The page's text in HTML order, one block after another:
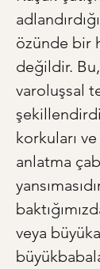
özünde bir
değildir.
varoluşsal
korkuları
anlatma
veya